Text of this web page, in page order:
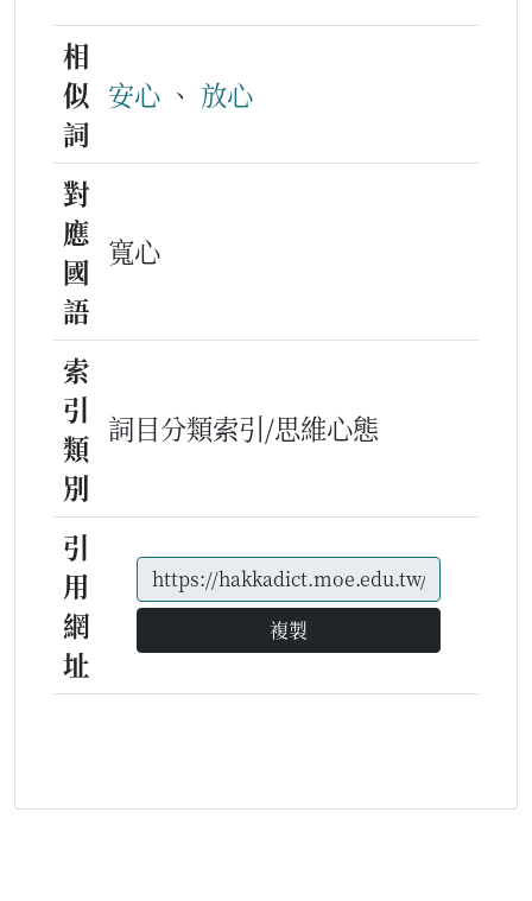
相
似
詞
安心 、 放心
對
應
國
語
寬心
索
引
類
別
詞目分類索引/思維心態
引
用
網
址
複製